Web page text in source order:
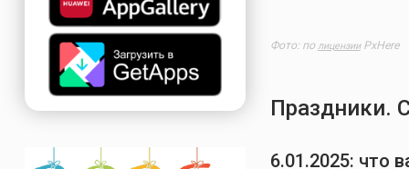
Фото: по лицензииPxHere
Праздники.
6.01.2025: что